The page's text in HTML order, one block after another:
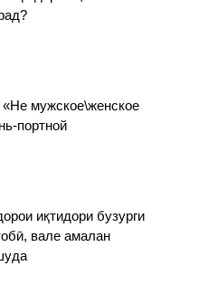
мужское\женское
портной
иқтидори бузурги
вале амалан